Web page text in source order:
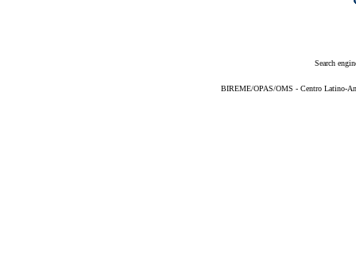
Search
BIREME/OPAS/OMS - Centro Latino-